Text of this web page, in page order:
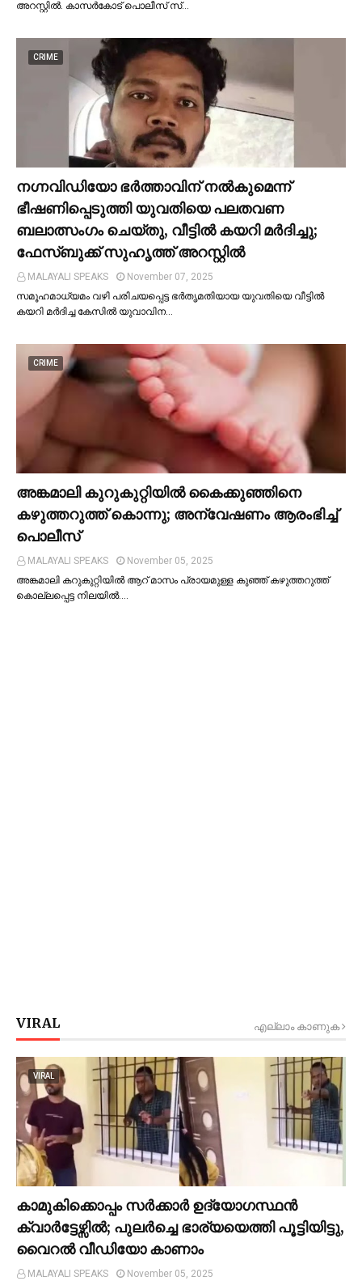
അറസ്റ്റില്‍. കാസർകോട് പൊലീസ് സ്…
CRIME
നഗ്നവിഡിയോ ഭര്‍ത്താവിന് നല്‍കുമെന്ന്
ഭീഷണിപ്പെടുത്തി യുവതിയെ പലതവണ
ബലാത്സംഗം ചെയ്തു, വീട്ടില്‍ കയറി മര്‍ദിച്ചു;
ഫേസ്ബുക്ക് സുഹൃത്ത് അറസ്റ്റില്‍
MALAYALI SPEAKS
November 07, 2025
സമൂഹമാധ്യമം വഴി പരിചയപ്പെട്ട ഭർതൃമതിയായ യുവതിയെ വീട്ടില്‍
കയറി മർദിച്ച കേസില്‍ യുവാവിന…
CRIME
അങ്കമാലി കുറുകുറ്റിയില്‍ കൈക്കുഞ്ഞിനെ
കഴുത്തറുത്ത് കൊന്നു; അന്വേഷണം ആരംഭിച്ച്‌
പൊലീസ്
MALAYALI SPEAKS
November 05, 2025
അങ്കമാലി കറുകുറ്റിയില്‍ ആറ് മാസം പ്രായമുള്ള കുഞ്ഞ് കഴുത്തറുത്ത്
കൊല്ലപ്പെട്ട നിലയില്‍.…
VIRAL എല്ലാം കാണുക
VIRAL
കാമുകിക്കൊപ്പം സര്‍ക്കാര്‍ ഉദ്യോഗസ്ഥൻ
ക്വാര്‍ട്ടേഴ്സില്‍; പുലര്‍ച്ചെ ഭാര്യയെത്തി പൂട്ടിയിട്ടു,
വൈറല്‍ വീഡിയോ കാണാം
MALAYALI SPEAKS
November 05, 2025